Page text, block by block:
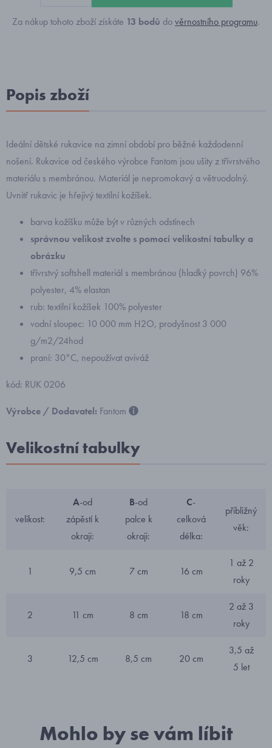
Za nákup tohoto zboží získáte 13 bodů dověrnostního programu.
Popis zboží
Ideální dětské rukavice na zimní období pro běžné každodenní
nošení. Rukavice od českého výrobce Fantom jsou ušity z třívrstvého
materiálu s membránou. Materiál je nepromokavý a větruodolný.
Uvnitř rukavic je hřejivý textilní kožíšek.
barva kožíšku může být v různých odstínech
správnou velikost zvolte s pomocí velikostní tabulky a
obrázku
třívrstvý softshell materiál s membránou (hladký povrch) 96%
polyester, 4% elastan
rub: textilní kožíšek 100% polyester
vodní sloupec: 10 000 mm H2O, prodyšnost 3 000
g/m2/24hod
praní: 30°C, nepoužívat aviváž
kód: RUK 0206
Výrobce / Dodavatel: Fantom
Velikostní tabulky
velikost:
A-od
zápěstí k
okraji:
B-od
palce k
okraji:
C-
celková
délka:
přibližný
věk:
1 9,5 cm 7 cm 16 cm
1 až 2
roky
2 11 cm 8 cm 18 cm
2 až 3
roky
3 12,5 cm 8,5 cm 20 cm
3,5 až
5 let
Mohlo by se vám líbit